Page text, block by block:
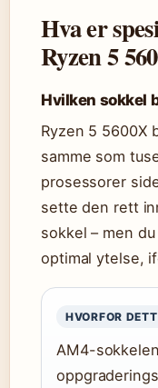
Hva er
Ryzen 5
Hvilken sokkel
Ryzen 5 5600X
samme som
prosessorer
sette den rett
sokkel – men
optimal ytelse,
HVORFOR
AM4-